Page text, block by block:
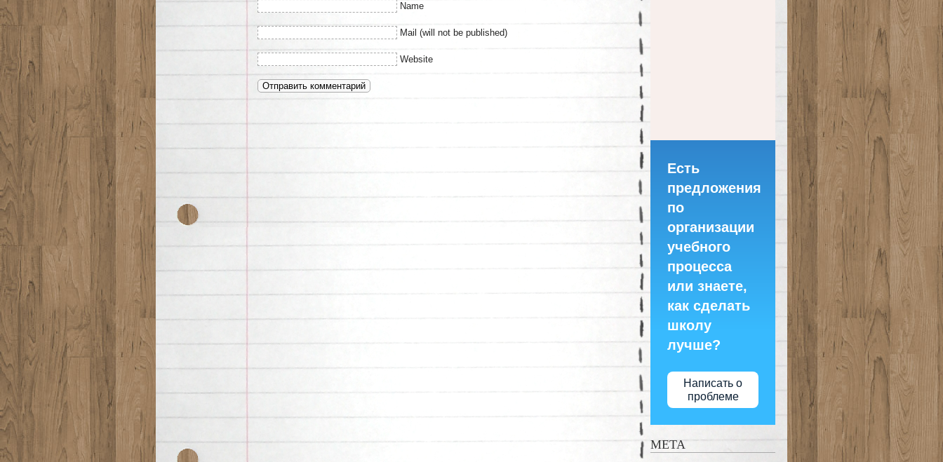
Name
Mail (will not be published)
Website
Есть
предложения
по
организации
учебного
процесса
или знаете,
как сделать
школу
лучше?
Написать о
проблеме
МЕТА